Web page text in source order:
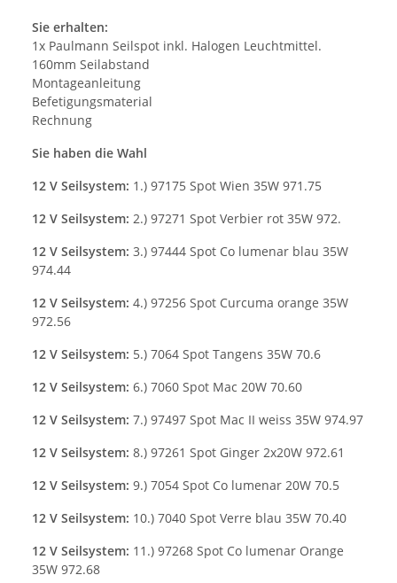
Sie erhalten:
1x Paulmann Seilspot inkl. Halogen Leuchtmittel.
160mm Seilabstand
Montageanleitung
Befetigungsmaterial
Rechnung
Sie haben die Wahl
12 V Seilsystem: 1.) 97175 Spot Wien 35W 971.75
12 V Seilsystem: 2.) 97271 Spot Verbier rot 35W 972.
12 V Seilsystem: 3.) 97444 Spot Co lumenar blau 35W
974.44
12 V Seilsystem: 4.) 97256 Spot Curcuma orange 35W
972.56
12 V Seilsystem: 5.) 7064 Spot Tangens 35W 70.6
12 V Seilsystem: 6.) 7060 Spot Mac 20W 70.60
12 V Seilsystem: 7.) 97497 Spot Mac II weiss 35W 974.97
12 V Seilsystem: 8.) 97261 Spot Ginger 2x20W 972.61
12 V Seilsystem: 9.) 7054 Spot Co lumenar 20W 70.5
12 V Seilsystem: 10.) 7040 Spot Verre blau 35W 70.40
12 V Seilsystem: 11.) 97268 Spot Co lumenar Orange
35W 972.68